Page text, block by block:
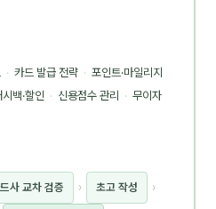
· 카드 발급 전략 · 포인트·마일리지
시백·할인 · 신용점수 관리 · 무이자
사 교차 검증 › 초고 작성 ›